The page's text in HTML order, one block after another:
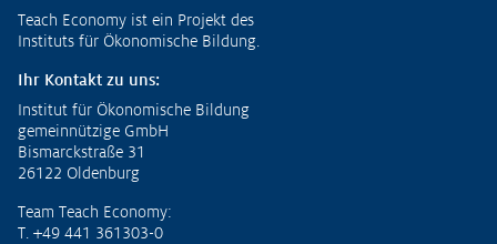
Teach Economy ist ein Projekt des
Instituts für Ökonomische Bildung.
Ihr Kontakt zu uns:
Institut für Ökonomische Bildung
gemeinnützige GmbH
Bismarckstraße 31
26122 Oldenburg
Team Teach Economy:
T. +49 441 361303-0